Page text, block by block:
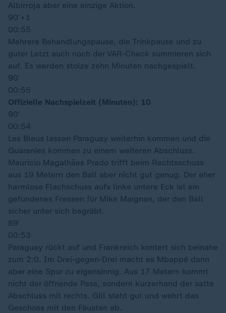
Albirroja aber eine einzige Aktion.
90′ +1
00:55
Mehrere Behandlungspause, die Trinkpause und zu
guter Letzt auch noch der VAR-Check summieren sich
auf. Es werden stolze zehn Minuten nachgespielt.
90′
00:55
Offizielle Nachspielzeit (Minuten): 10
90′
00:54
Les Bleus lassen Paraguay weiterhin kommen und die
Guaraníes kommen zu einem weiteren Abschluss.
Mauricio Magalhães Prado trifft beim Rechtsschuss
aus 19 Metern den Ball aber nicht gut genug. Der eher
harmlose Flachschuss aufs linke untere Eck ist ein
gefundenes Fressen für Mike Maignan, der den Ball
sicher unter sich begräbt.
89′
00:53
Paraguay rückt auf und Frankreich kontert sich beinahe
zum 2:0. Im Drei-gegen-Drei macht es Mbappé dann
aber eine Spur zu eigensinnig. Aus 17 Metern kommt
nicht der öffnende Pass, sondern kurzerhand der satte
Abschluss mit rechts. Gill steht gut und wehrt das
Geschoss mit den Fäusten ab.